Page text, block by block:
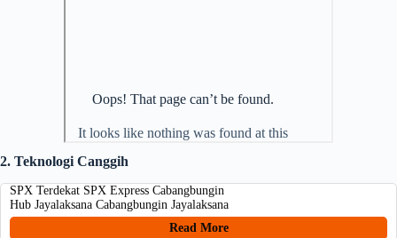
2. Teknologi Canggih
SPX Terdekat SPX Express Cabangbungin
Hub Jayalaksana Cabangbungin Jayalaksana
Read More